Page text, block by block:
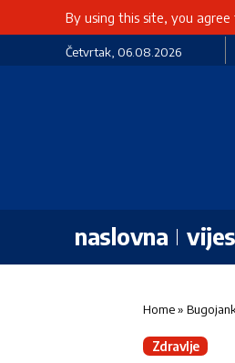
By using this site, you
Četvrtak, 06.08.2026
naslovna
Home»
Zdravlje